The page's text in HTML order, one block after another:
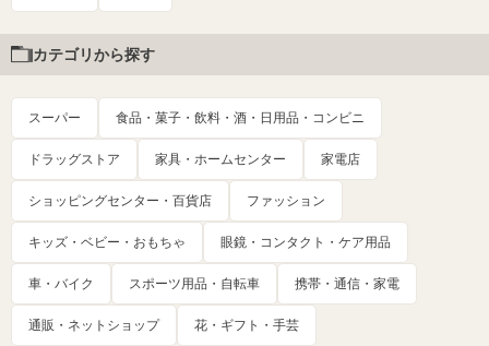
カテゴリから探す
スーパー 食品・菓子・飲料・酒・日用品・コンビニ
ドラッグストア 家具・ホームセンター 家電店
ショッピングセンター・百貨店 ファッション
キッズ・ベビー・おもちゃ 眼鏡・コンタクト・ケア用品
車・バイク スポーツ用品・自転車 携帯・通信・家電
通販・ネットショップ 花・ギフト・手芸